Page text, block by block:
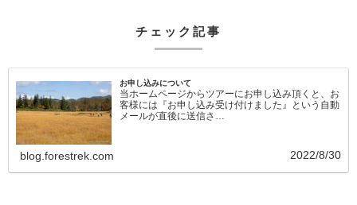
チェック記事
お申し込みについて
当ホームページからツアーにお申し込み頂くと、お
客様には『お申し込み受け付けました』という自動
メールが直後に送信さ…
blog.forestrek.com 2022/8/30